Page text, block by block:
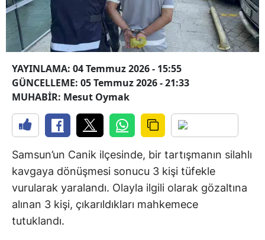
YAYINLAMA: 04 Temmuz 2026 - 15:55
GÜNCELLEME: 05 Temmuz 2026 - 21:33
MUHABİR: Mesut Oymak
Samsun’un Canik ilçesinde, bir tartışmanın silahlı
kavgaya dönüşmesi sonucu 3 kişi tüfekle
vurularak yaralandı. Olayla ilgili olarak gözaltına
alınan 3 kişi, çıkarıldıkları mahkemece
tutuklandı.